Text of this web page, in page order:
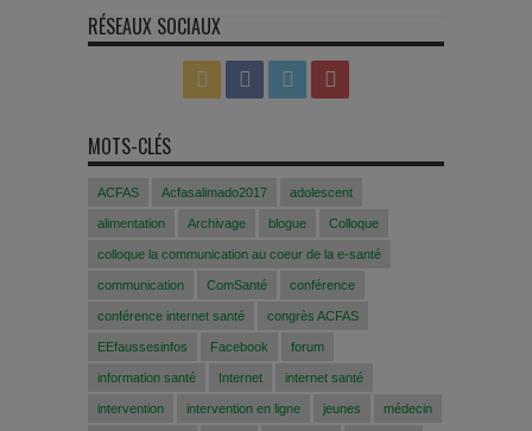
RÉSEAUX SOCIAUX
MOTS-CLÉS
ACFAS Acfasalimado2017 adolescent
alimentation Archivage blogue Colloque
colloque la communication au coeur de la e-santé
communication ComSanté conférence
conférence internet santé congrès ACFAS
EEfaussesinfos Facebook forum
information santé Internet internet santé
intervention intervention en ligne jeunes médecin